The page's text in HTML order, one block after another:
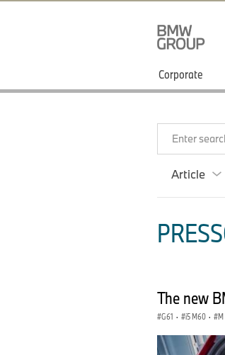
Corporate
Enter
Article
The new
G61 · i5 M60 · M